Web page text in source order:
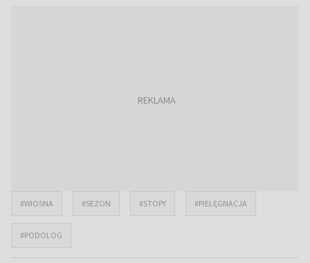
#WIOSNA #SEZON #STOPY #PIELĘGNACJA
#PODOLOG